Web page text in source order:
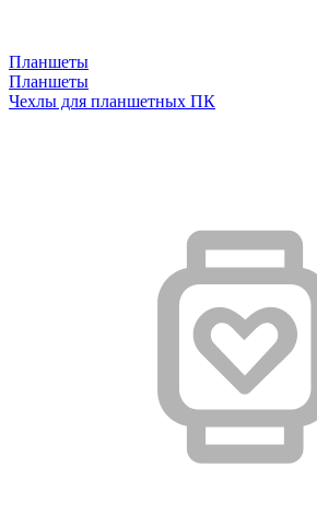
Планшеты
Планшеты
Чехлы для планшетных ПК